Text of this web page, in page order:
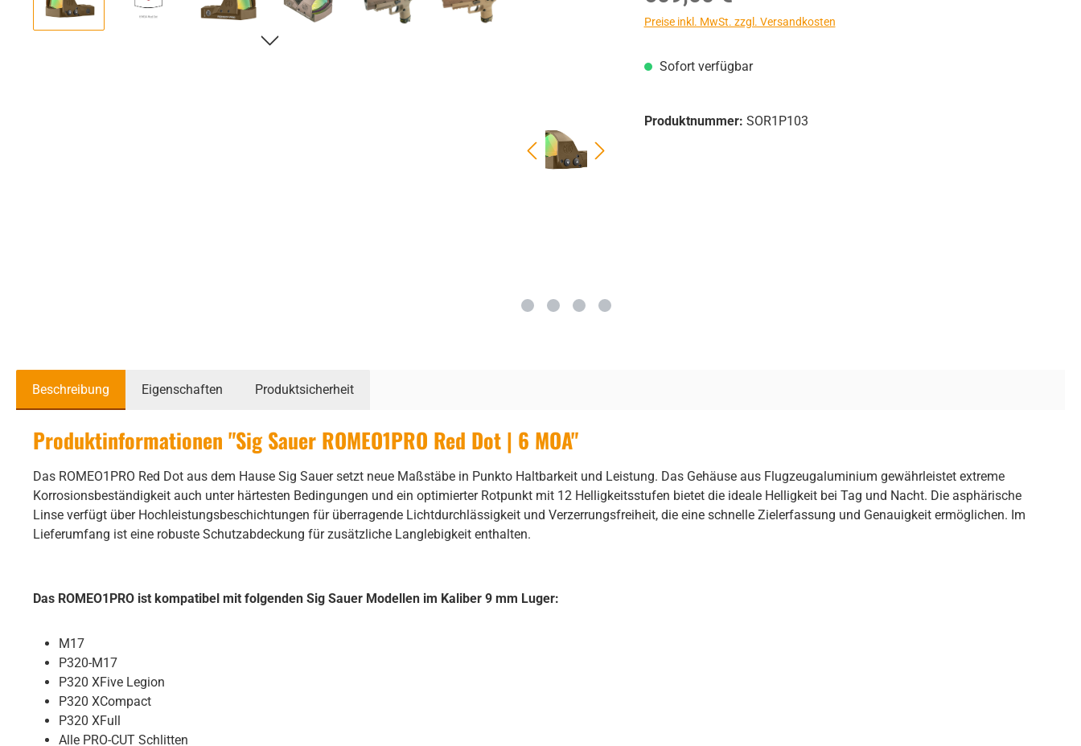
Preise inkl. MwSt. zzgl. Versandkosten
Sofort verfügbar
Produktnummer: SOR1P103
Beschreibung Eigenschaften Produktsicherheit
Produktinformationen "Sig Sauer ROMEO1PRO Red Dot | 6 MOA"
Das ROMEO1PRO Red Dot aus dem Hause Sig Sauer setzt neue Maßstäbe in Punkto Haltbarkeit und Leistung. Das Gehäuse aus Flugzeugaluminium gewährleistet extreme
Korrosionsbeständigkeit auch unter härtesten Bedingungen und ein optimierter Rotpunkt mit 12 Helligkeitsstufen bietet die ideale Helligkeit bei Tag und Nacht. Die asphärische
Linse verfügt über Hochleistungsbeschichtungen für überragende Lichtdurchlässigkeit und Verzerrungsfreiheit, die eine schnelle Zielerfassung und Genauigkeit ermöglichen. Im
Lieferumfang ist eine robuste Schutzabdeckung für zusätzliche Langlebigkeit enthalten.
Das ROMEO1PRO ist kompatibel mit folgenden Sig Sauer Modellen im Kaliber 9 mm Luger:
M17
P320-M17
P320 XFive Legion
P320 XCompact
P320 XFull
Alle PRO-CUT Schlitten